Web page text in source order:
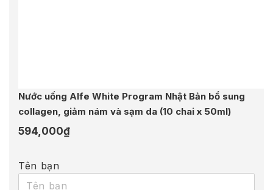
Nước uống Alfe White Program Nhật Bản bổ sung
collagen, giảm nám và sạm da (10 chai x 50ml)
594,000₫
Tên bạn